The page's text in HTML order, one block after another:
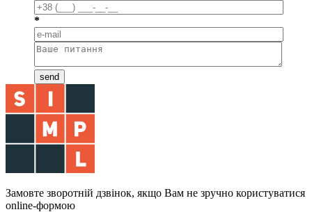
*
send
Замовте зворотній дзвінок, якщо Вам не зручно користуватися
online-формою